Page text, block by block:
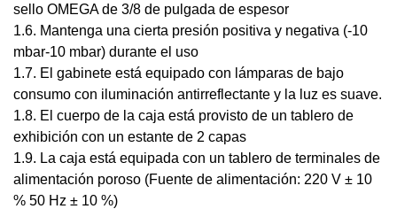
sello OMEGA de 3/8 de pulgada de espesor
1.6. Mantenga una cierta presión positiva y negativa (-10
mbar-10 mbar) durante el uso
1.7. El gabinete está equipado con lámparas de bajo
consumo con iluminación antirreflectante y la luz es suave.
1.8. El cuerpo de la caja está provisto de un tablero de
exhibición con un estante de 2 capas
1.9. La caja está equipada con un tablero de terminales de
alimentación poroso (Fuente de alimentación: 220 V ± 10
% 50 Hz ± 10 %)